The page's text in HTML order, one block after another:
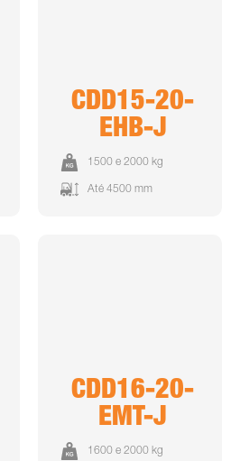
CDD15-20-
EHB-J
1500 e 2000 kg
Até 4500 mm
CDD16-20-
EMT-J
1600 e 2000 kg